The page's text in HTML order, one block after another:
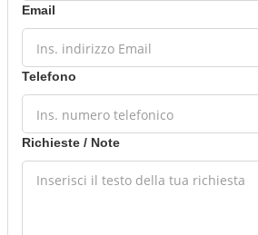
Email
Telefono
Richieste / Note